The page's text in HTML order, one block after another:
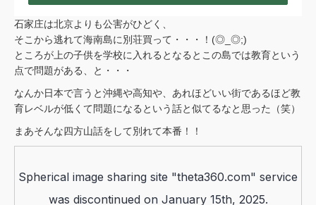
石家庄は北京よりも公害がひどく、
そこから逃れて海南島に別荘買って・・・！(◎_◎;)
ところが上の子供を学校に入れるとなるとこの島では教育という
点で問題がある、と・・・
なんか日本で言うと沖縄や高知や、あれほどいい街であるほど教
育レベルが低くて問題になるという話と似てるなと思った（笑）
まあそんな四方山話をして別れて本番！！